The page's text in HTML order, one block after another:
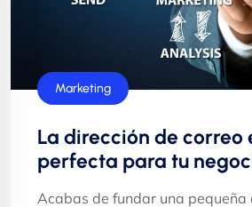
Marketing
La dirección de correo
perfecta para tu
Acabas de fundar una pequeña